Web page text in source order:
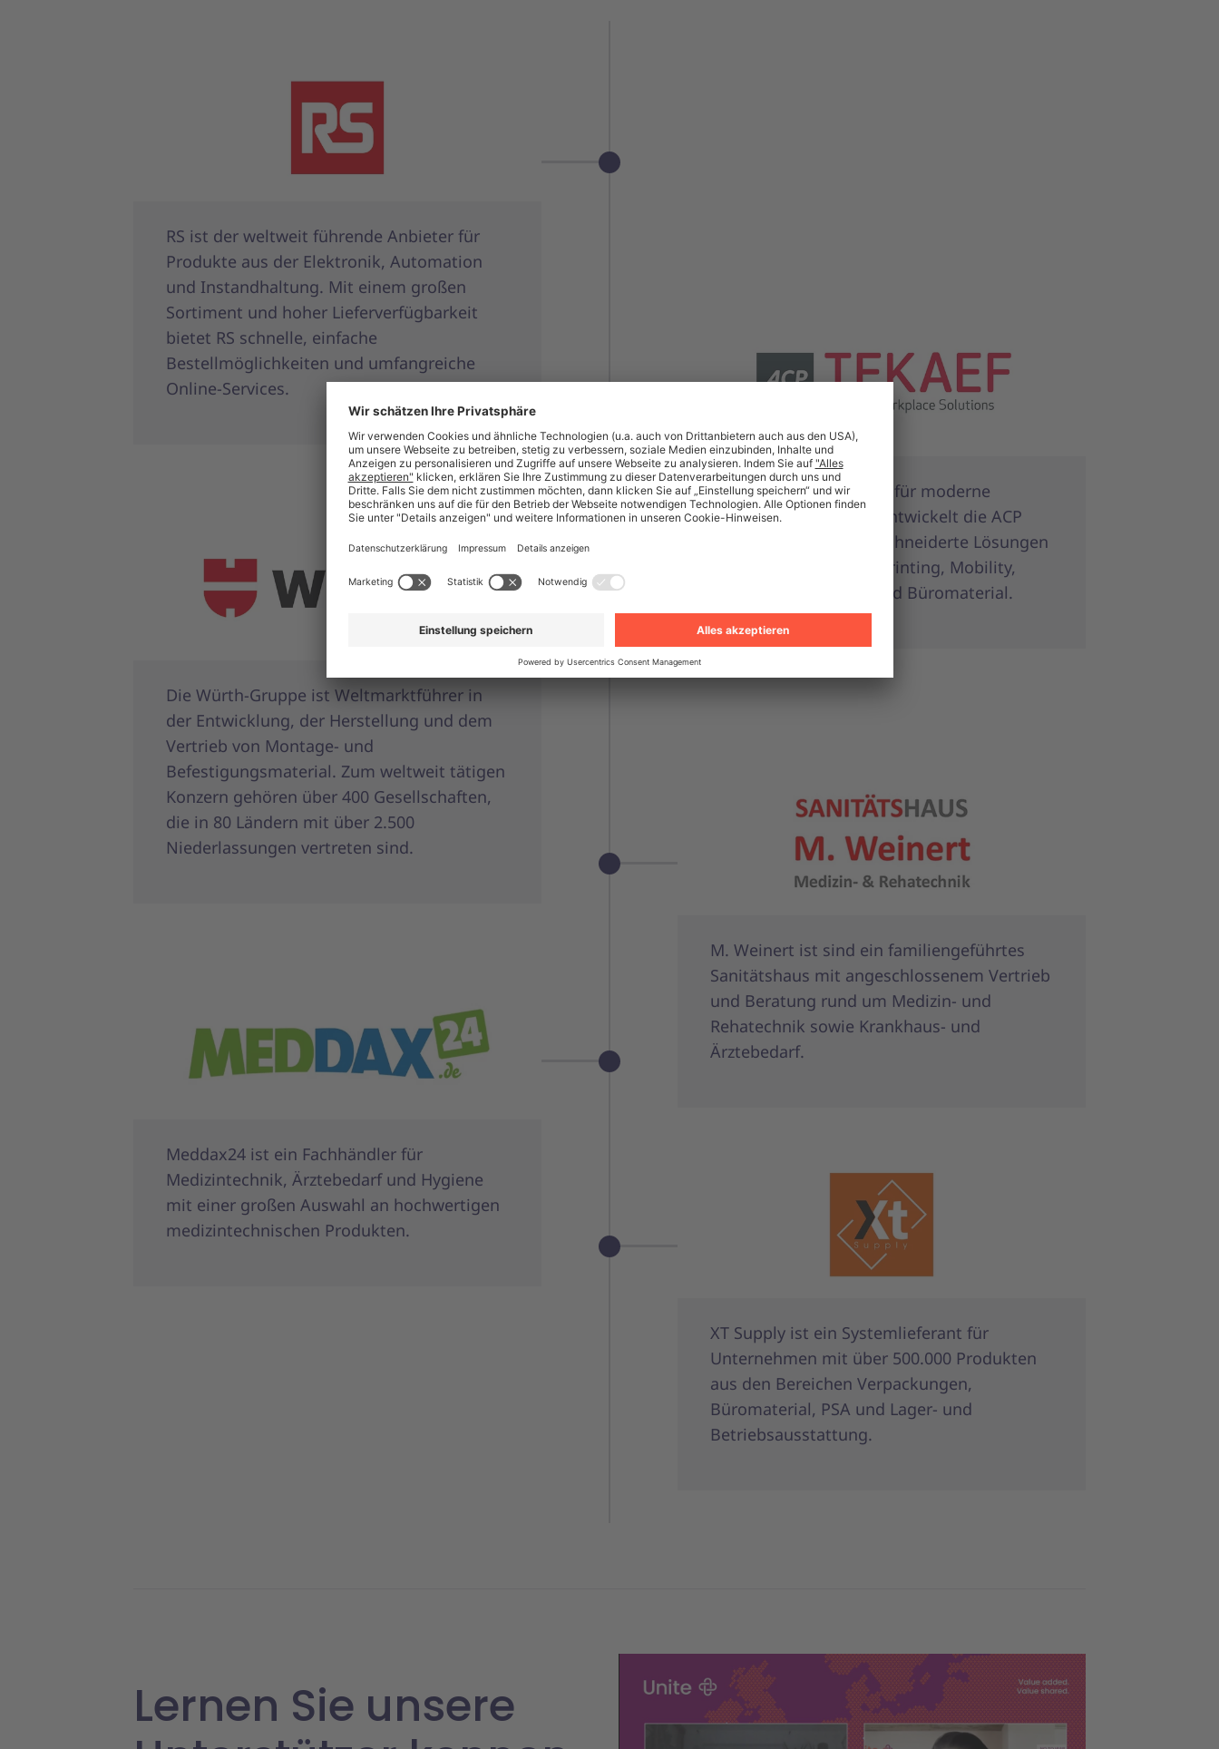
RS ist der weltweit führende Anbieter für
Produkte aus der Elektronik, Automation
und Instandhaltung. Mit einem großen
Sortiment und hoher Lieferverfügbarkeit
bietet RS schnelle, einfache
Bestellmöglichkeiten und umfangreiche
Online-Services.
Als Kompetenzzentrum für moderne
Arbeitsplatzlösungen entwickelt die ACP
TEKAEF GmbH maßgeschneiderte Lösungen
in den Kernbereichen Printing, Mobility,
ECM, E-Procurement und Büromaterial.
Die Würth-Gruppe ist Weltmarktführer in
der Entwicklung, der Herstellung und dem
Vertrieb von Montage- und
Befestigungsmaterial. Zum weltweit tätigen
Konzern gehören über 400 Gesellschaften,
die in 80 Ländern mit über 2.500
Niederlassungen vertreten sind.
M. Weinert ist sind ein familiengeführtes
Sanitätshaus mit angeschlossenem Vertrieb
und Beratung rund um Medizin- und
Rehatechnik sowie Krankhaus- und
Ärztebedarf.
Meddax24 ist ein Fachhändler für
Medizintechnik, Ärztebedarf und Hygiene
mit einer großen Auswahl an hochwertigen
medizintechnischen Produkten.
XT Supply ist ein Systemlieferant für
Unternehmen mit über 500.000 Produkten
aus den Bereichen Verpackungen,
Büromaterial, PSA und Lager- und
Betriebsausstattung.
Lernen Sie unsere